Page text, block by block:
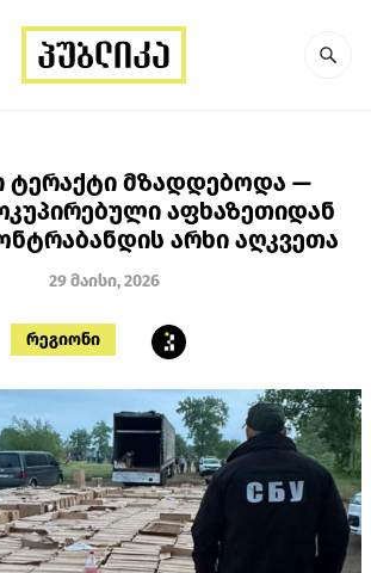
ტერაქტი მზადდებოდა —
აფხაზეთიდან
არხი აღკვეთა
29 მაისი, 2026
რეგიონი